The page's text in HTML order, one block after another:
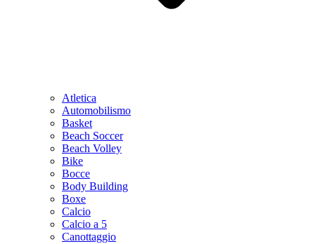
Atletica
Automobilismo
Basket
Beach Soccer
Beach Volley
Bike
Bocce
Body Building
Boxe
Calcio
Calcio a 5
Canottaggio